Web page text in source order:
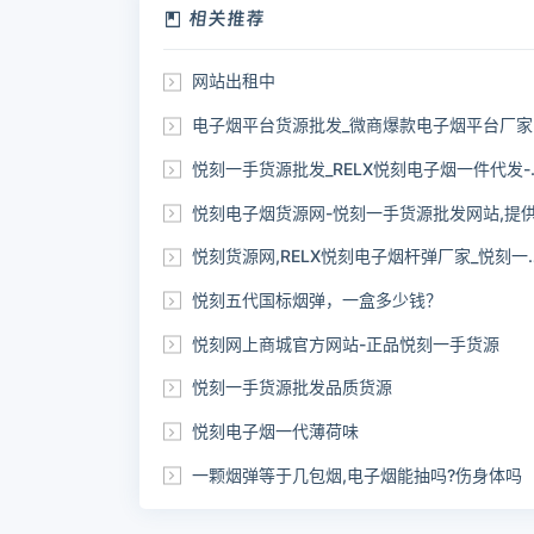
相关推荐
网站出租中
电子烟平台货源批发_微商爆款电子烟平台厂家一手货源
悦刻一手货源批发_RELX悦刻电子烟一件代发-电子烟自助下单网站
悦刻电子烟货源网-悦刻一手货源批发网站,提供正品relx货
悦刻货源网,RELX悦刻电子烟杆弹厂家_悦刻一手货源批发网站
悦刻五代国标烟弹，一盒多少钱？
悦刻网上商城官方网站-正品悦刻一手货源
悦刻一手货源批发品质货源
悦刻电子烟一代薄荷味
一颗烟弹等于几包烟,电子烟能抽吗?伤身体吗